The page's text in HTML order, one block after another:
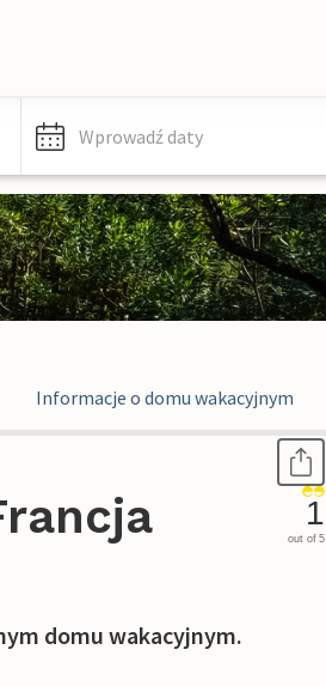
Wprowadź daty
Informacje o domu wakacyjnym
1
out of 5
domu wakacyjnym.